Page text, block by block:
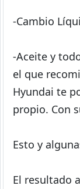
-Cambio
-Aceite y
el que
Hyundai te
propio. Con
Esto y
El resultado